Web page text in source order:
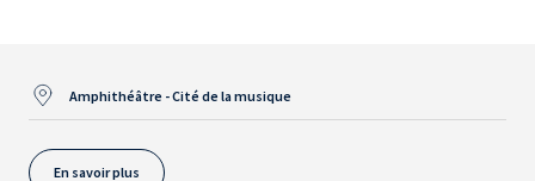
Amphithéâtre - Cité de la musique
En savoir plus